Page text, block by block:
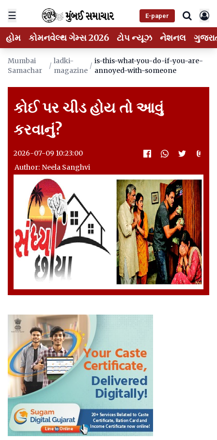
☰ E-paper
હોમ કોમનવેલ્થ ગેમ્સ 2026 ટોપ ન્યૂઝ નેશનલ
Mumbai
Samachar
/
ladki-
magazine
/
is-this-what-you-do-if-you-are-
annoyed-with-someone
કોઈ પર ચીડ હોય તો આવું
કરવાનું?
2026-07-09 10:23:00
Author: Neela Sanghvi